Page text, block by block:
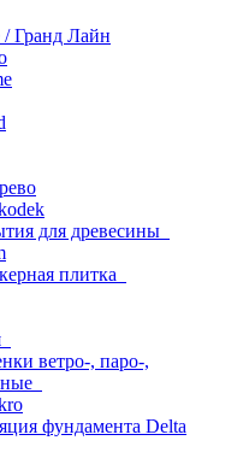
/ Гранд Лайн
для древесины
плитка
ветро-, паро-,
фундамента Delta